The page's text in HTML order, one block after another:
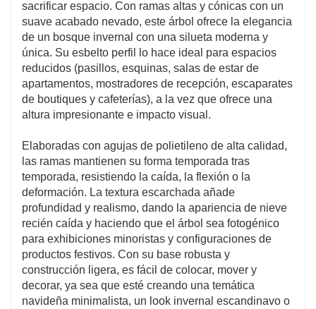
sacrificar espacio. Con ramas altas y cónicas con un
suave acabado nevado, este árbol ofrece la elegancia
de un bosque invernal con una silueta moderna y
única. Su esbelto perfil lo hace ideal para espacios
reducidos (pasillos, esquinas, salas de estar de
apartamentos, mostradores de recepción, escaparates
de boutiques y cafeterías), a la vez que ofrece una
altura impresionante e impacto visual.
Elaboradas con agujas de polietileno de alta calidad,
las ramas mantienen su forma temporada tras
temporada, resistiendo la caída, la flexión o la
deformación. La textura escarchada añade
profundidad y realismo, dando la apariencia de nieve
recién caída y haciendo que el árbol sea fotogénico
para exhibiciones minoristas y configuraciones de
productos festivos. Con su base robusta y
construcción ligera, es fácil de colocar, mover y
decorar, ya sea que esté creando una temática
navideña minimalista, un look invernal escandinavo o